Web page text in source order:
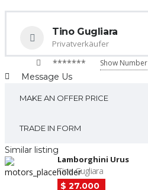
Tino Gugliara
Privatverkäufer
******* Show Number
Message Us
MAKE AN OFFER PRICE
TRADE IN FORM
Similar listing
Lamborghini Urus
Tino Gugliara
$ 27.000